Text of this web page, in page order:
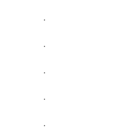
.
.
.
.
.